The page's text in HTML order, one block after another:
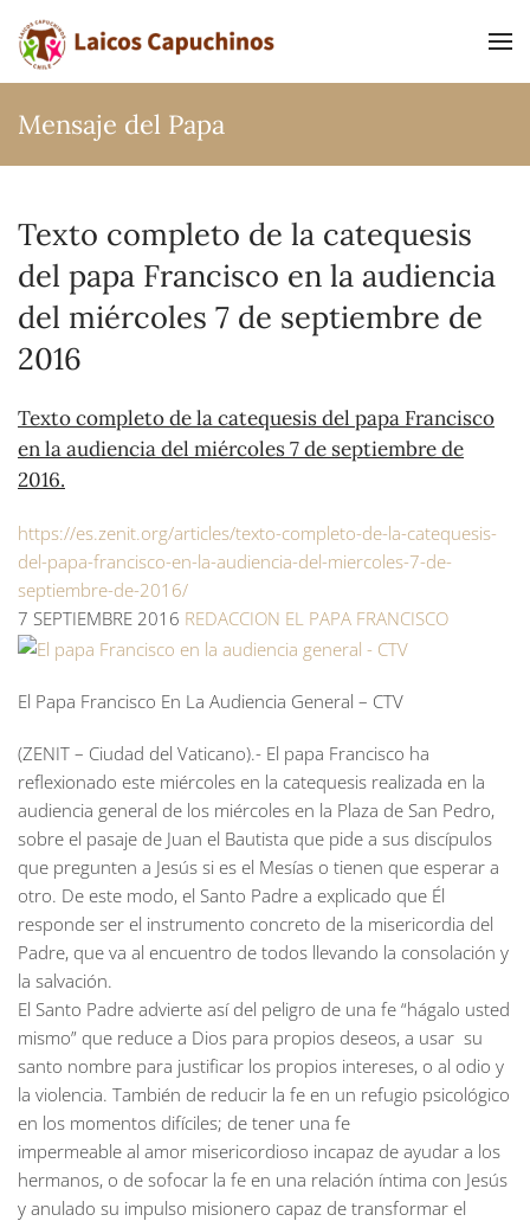
Ir al contenido principal
Mensaje del Papa
Texto completo de la catequesis
del papa Francisco en la audiencia
del miércoles 7 de septiembre de
2016
Texto completo de la catequesis del papa Francisco
en la audiencia del miércoles 7 de septiembre de
2016.
https://es.zenit.org/articles/texto-completo-de-la-catequesis-
del-papa-francisco-en-la-audiencia-del-miercoles-7-de-
septiembre-de-2016/
7 SEPTIEMBRE 2016 REDACCION EL PAPA FRANCISCO
El Papa Francisco En La Audiencia General – CTV
(ZENIT – Ciudad del Vaticano).- El papa Francisco ha
reflexionado este miércoles en la catequesis realizada en la
audiencia general de los miércoles en la Plaza de San Pedro,
sobre el pasaje de Juan el Bautista que pide a sus discípulos
que pregunten a Jesús si es el Mesías o tienen que esperar a
otro. De este modo, el Santo Padre a explicado que Él
responde ser el instrumento concreto de la misericordia del
Padre, que va al encuentro de todos llevando la consolación y
la salvación.
El Santo Padre advierte así del peligro de una fe “hágalo usted
mismo” que reduce a Dios para propios deseos, a usar su
santo nombre para justificar los propios intereses, o al odio y
la violencia. También de reducir la fe en un refugio psicológico
en los momentos difíciles; de tener una fe
impermeable al amor misericordioso incapaz de ayudar a los
hermanos, o de sofocar la fe en una relación íntima con Jesús
y anulado su impulso misionero capaz de transformar el